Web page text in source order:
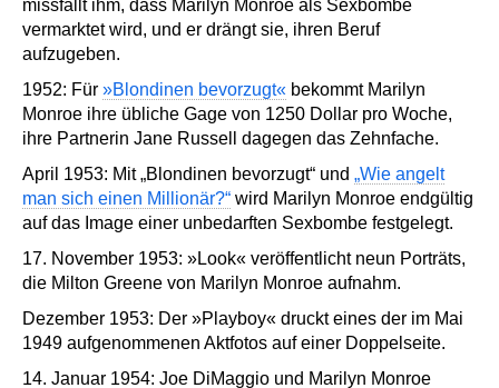
missfällt ihm, dass Marilyn Monroe als Sexbombe
vermarktet wird, und er drängt sie, ihren Beruf
aufzugeben.
1952: Für »Blondinen bevorzugt« bekommt Marilyn
Monroe ihre übliche Gage von 1250 Dollar pro Woche,
ihre Partnerin Jane Russell dagegen das Zehnfache.
April 1953: Mit „Blondinen bevorzugt“ und „Wie angelt
man sich einen Millionär?“ wird Marilyn Monroe endgültig
auf das Image einer unbedarften Sexbombe festgelegt.
17. November 1953: »Look« veröffentlicht neun Porträts,
die Milton Greene von Marilyn Monroe aufnahm.
Dezember 1953: Der »Playboy« druckt eines der im Mai
1949 aufgenommenen Aktfotos auf einer Doppelseite.
14. Januar 1954: Joe DiMaggio und Marilyn Monroe